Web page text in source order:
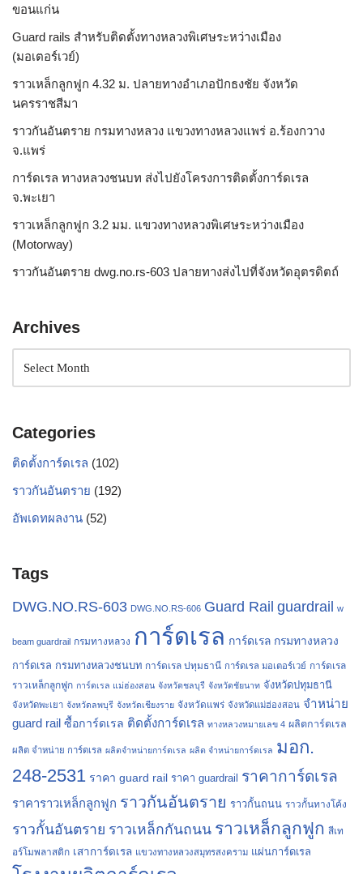
ขอนแก่น
Guard rails สำหรับติดตั้งทางหลวงพิเศษระหว่างเมือง
(มอเตอร์เวย์)
ราวเหล็กลูกฟูก 4.32 ม. ปลายทางอำเภอปักธงชัย จังหวัด
นครราชสีมา
ราวกันอันตราย กรมทางหลวง แขวงทางหลวงแพร่ อ.ร้องกวาง
จ.แพร่
การ์ดเรล ทางหลวงชนบท ส่งไปยังโครงการติดตั้งการ์ดเรล
จ.พะเยา
ราวเหล็กลูกฟูก 3.2 มม. แขวงทางหลวงพิเศษระหว่างเมือง
(Motorway)
ราวกันอันตราย dwg.no.rs-603 ปลายทางส่งไปที่จังหวัดอุตรดิตถ์
Archives
Categories
ติดตั้งการ์ดเรล (102)
ราวกันอันตราย (192)
อัพเดทผลงาน (52)
Tags
DWG.NO.RS-603 DWG.NO.RS-606 Guard Rail guardrail w
beam guardrail กรมทางหลวง การ์ดเรล การ์ดเรล กรมทางหลวง
การ์ดเรล กรมทางหลวงชนบท การ์ดเรล ปทุมธานี การ์ดเรล มอเตอร์เวย์ การ์ดเรล
ราวเหล็กลูกฟูก การ์ดเรล แม่ฮ่องสอน จังหวัดชลบุรี จังหวัดชัยนาท จังหวัดปทุมธานี
จังหวัดพะเยา จังหวัดลพบุรี จังหวัดเชียงราย จังหวัดแพร่ จังหวัดแม่ฮ่องสอน จำหน่าย
guard rail ซื้อการ์ดเรล ติดตั้งการ์ดเรล ทางหลวงหมายเลข 4 ผลิตการ์ดเรล
ผลิต จำหน่าย การ์ดเรล ผลิตจำหน่ายการ์ดเรล ผลิต จำหน่ายการ์ดเรล มอก.
248-2531 ราคา guard rail ราคา guardrail ราคาการ์ดเรล
ราคาราวเหล็กลูกฟูก ราวกันอันตราย ราวกั้นถนน ราวกั้นทางโค้ง
ราวกั้นอันตราย ราวเหล็กกันถนน ราวเหล็กลูกฟูก สีเท
อร์โมพลาสติก เสาการ์ดเรล แขวงทางหลวงสมุทรสงคราม แผ่นการ์ดเรล